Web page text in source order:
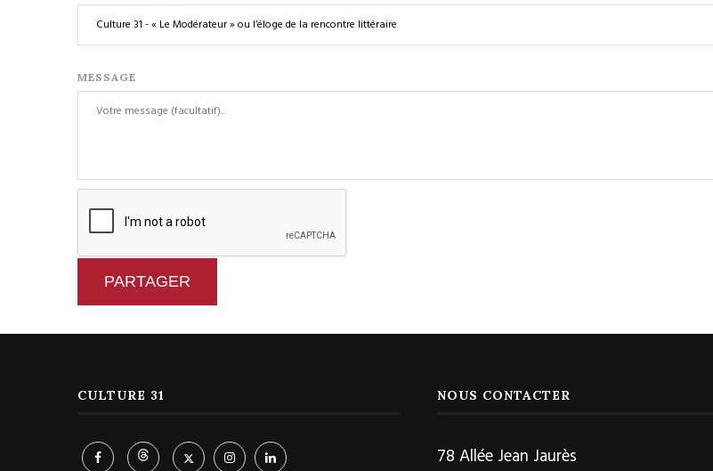
MESSAGE
PARTAGER
CULTURE 31 NOUS CONTACTER
78 Allée Jean Jaurès